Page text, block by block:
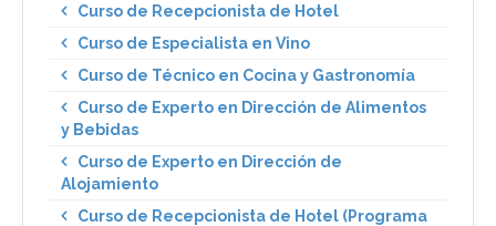
Curso de Recepcionista de Hotel
Curso de Especialista en Vino
Curso de Técnico en Cocina y Gastronomía
Curso de Experto en Dirección de Alimentos
y Bebidas
Curso de Experto en Dirección de
Alojamiento
Curso de Recepcionista de Hotel (Programa